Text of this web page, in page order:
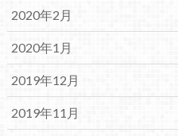
2020年2月
2020年1月
2019年12月
2019年11月